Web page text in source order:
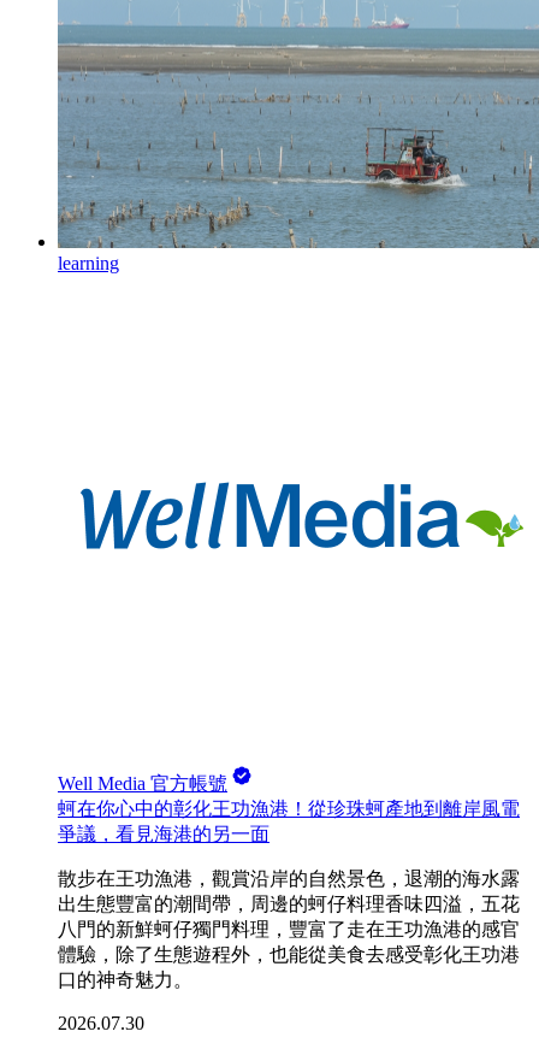
learning
Well Media 官方帳號
蚵在你心中的彰化王功漁港！從珍珠蚵產地到離岸風電
爭議，看見海港的另一面
散步在王功漁港，觀賞沿岸的自然景色，退潮的海水露
出生態豐富的潮間帶，周邊的蚵仔料理香味四溢，五花
八門的新鮮蚵仔獨門料理，豐富了走在王功漁港的感官
體驗，除了生態遊程外，也能從美食去感受彰化王功港
口的神奇魅力。
2026.07.30